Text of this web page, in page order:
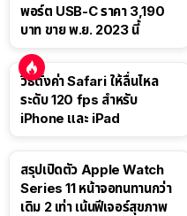
พอร์ต USB-C ราคา 3,190
บาท ขาย พ.ย. 2023 นี้
วิธีตั้งค่า Safari ให้ลื่นไหล
ระดับ 120 fps สำหรับ
iPhone และ iPad
สรุปเปิดตัว Apple Watch
Series 11 หน้าจอทนทานกว่า
เดิม 2 เท่า เน้นฟีเจอร์สุขภาพ